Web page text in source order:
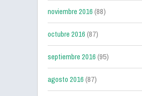
noviembre 2016(88)
octubre 2016(87)
septiembre 2016(95)
agosto 2016(87)